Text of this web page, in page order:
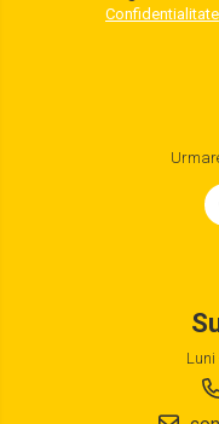
Confidentialitate
Luni